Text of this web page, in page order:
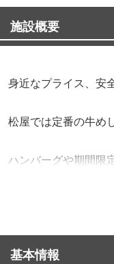
施設概要
身近なプライス、安
松屋では定番の牛め
ハンバーグや期間限
また、朝定食や多彩
お客様の健康で豊か
基本情報